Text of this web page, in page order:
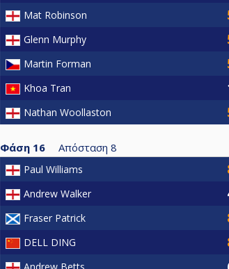
Mat Robinson
Glenn Murphy
Martin Forman
Khoa Tran
Nathan Woollaston
Φάση 16 Απόσταση 8
Paul Williams
Andrew Walker
Fraser Patrick
DELL DING